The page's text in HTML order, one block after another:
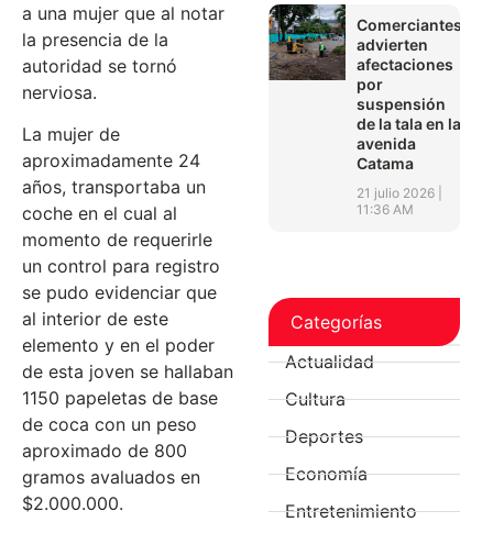
a una mujer que al notar
la presencia de la
autoridad se tornó
nerviosa.
La mujer de
aproximadamente 24
años, transportaba un
coche en el cual al
momento de requerirle
un control para registro
se pudo evidenciar que
al interior de este
elemento y en el poder
de esta joven se hallaban
1150 papeletas de base
de coca con un peso
aproximado de 800
gramos avaluados en
$2.000.000.
Comerciantes
advierten
afectaciones
por
suspensión
de la tala en la
avenida
Catama
21 julio 2026
11:36 AM
Categorías
Actualidad
Cultura
Deportes
Economía
Entretenimiento